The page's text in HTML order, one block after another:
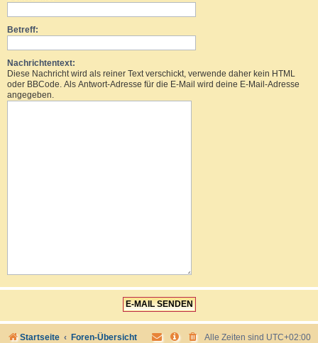
Betreff:
Nachrichtentext:
Diese Nachricht wird als reiner Text verschickt, verwende daher kein HTML
oder BBCode. Als Antwort-Adresse für die E-Mail wird deine E-Mail-Adresse
angegeben.
Startseite Foren-Übersicht Alle Zeiten sind UTC+02:00